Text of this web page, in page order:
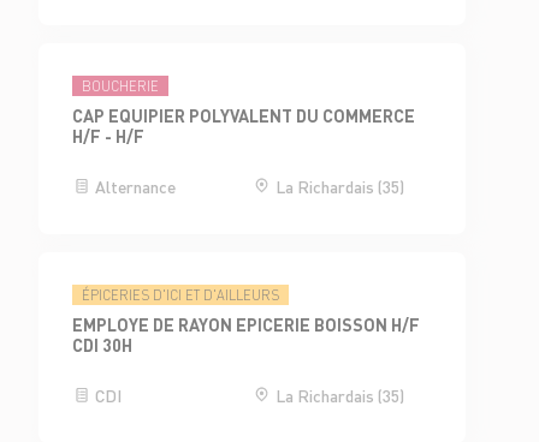
BOUCHERIE
CAP EQUIPIER POLYVALENT DU COMMERCE
H/F - H/F
Alternance La Richardais (35)
ÉPICERIES D'ICI ET D'AILLEURS
EMPLOYE DE RAYON EPICERIE BOISSON H/F
CDI 30H
CDI La Richardais (35)